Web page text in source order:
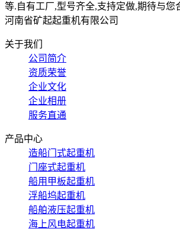
等.自有工厂,型号齐全,支持定做,期待与您
河南省矿起起重机有限公司
关于我们
公司简介
资质荣誉
企业文化
企业相册
服务直通
产品中心
造船门式起重机
门座式起重机
船用甲板起重机
浮船坞起重机
船舶液压起重机
海上风电起重机